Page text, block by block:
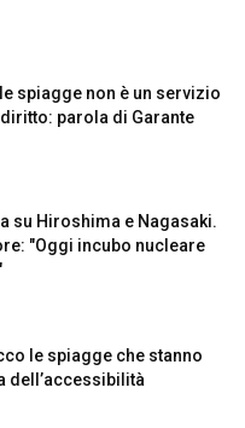
spiagge non è un servizio
parola di Garante
su Hiroshima e Nagasaki.
"Oggi incubo nucleare
le spiagge che stanno
dell’accessibilità